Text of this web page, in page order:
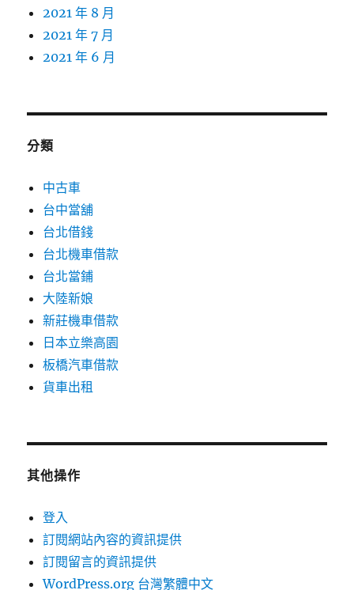
2021 年 8 月
2021 年 7 月
2021 年 6 月
分類
中古車
台中當舖
台北借錢
台北機車借款
台北當鋪
大陸新娘
新莊機車借款
日本立樂高園
板橋汽車借款
貨車出租
其他操作
登入
訂閱網站內容的資訊提供
訂閱留言的資訊提供
WordPress.org 台灣繁體中文